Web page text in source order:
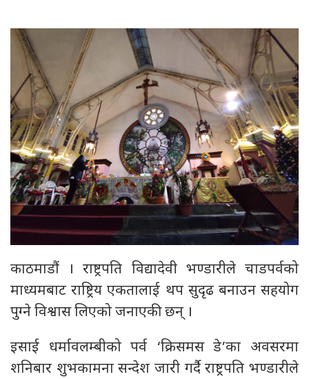
काठमाडौं । राष्ट्रपति विद्यादेवी भण्डारीले चाडपर्वको
माध्यमबाट राष्ट्रिय एकतालाई थप सुदृढ बनाउन सहयोग
पुग्ने विश्वास लिएको जनाएकी छन् ।
इसाई धर्मावलम्बीको पर्व ‘क्रिसमस डे’का अवसरमा
शनिबार शुभकामना सन्देश जारी गर्दै राष्ट्रपति भण्डारीले